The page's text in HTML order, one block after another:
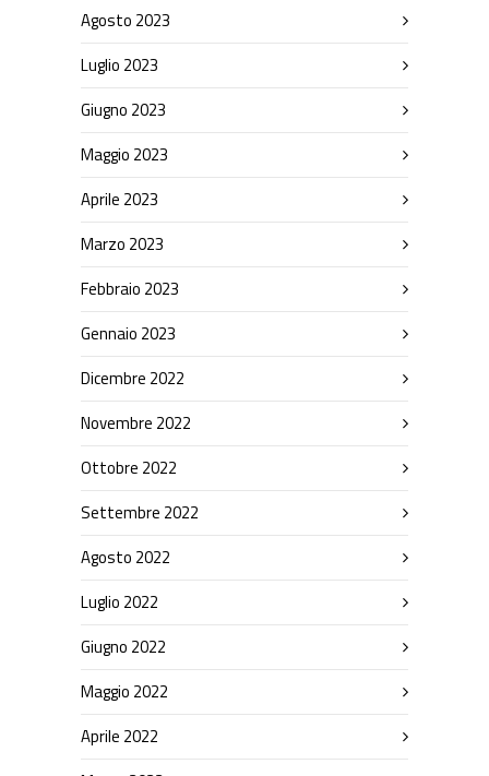
Agosto 2023
Luglio 2023
Giugno 2023
Maggio 2023
Aprile 2023
Marzo 2023
Febbraio 2023
Gennaio 2023
Dicembre 2022
Novembre 2022
Ottobre 2022
Settembre 2022
Agosto 2022
Luglio 2022
Giugno 2022
Maggio 2022
Aprile 2022